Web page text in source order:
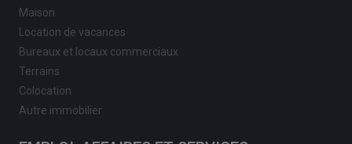
Maison
Location de vacances
Bureaux et locaux commerciaux
Terrains
Colocation
Autre immobilier